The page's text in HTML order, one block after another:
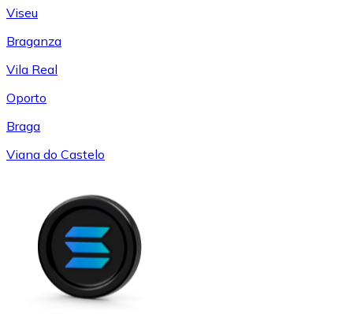
Viseu
Braganza
Vila Real
Oporto
Braga
Viana do Castelo